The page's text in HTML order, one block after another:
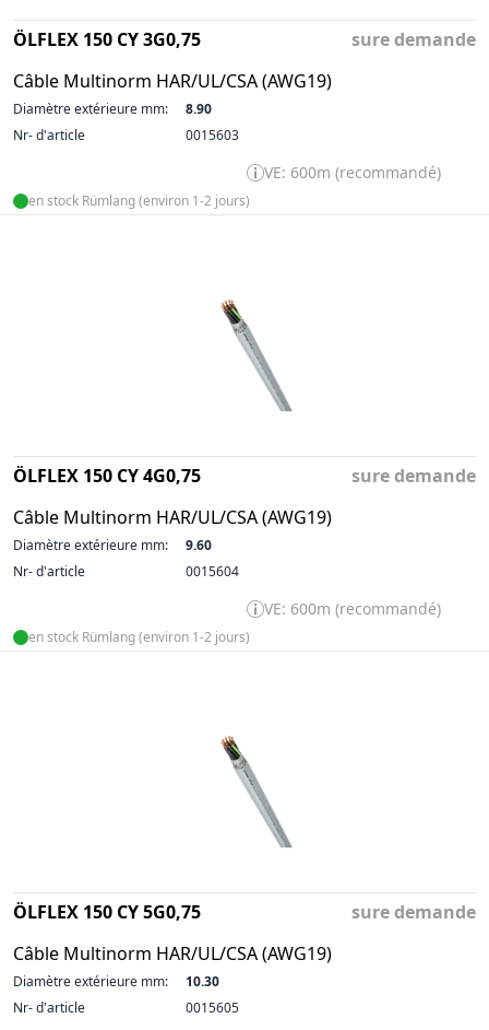
ÖLFLEX 150 CY 3G0,75
Câble Multinorm HAR/UL/CSA (AWG19)
sure demande
Diamètre extérieure mm:
8.90
Nr- d'article
0015603
VE: 600m (recommandé)
en stock Rümlang (environ 1-2 jours)
ÖLFLEX 150 CY 4G0,75
Câble Multinorm HAR/UL/CSA (AWG19)
sure demande
Diamètre extérieure mm:
9.60
Nr- d'article
0015604
VE: 600m (recommandé)
en stock Rümlang (environ 1-2 jours)
ÖLFLEX 150 CY 5G0,75
Câble Multinorm HAR/UL/CSA (AWG19)
sure demande
Diamètre extérieure mm:
10.30
Nr- d'article
0015605